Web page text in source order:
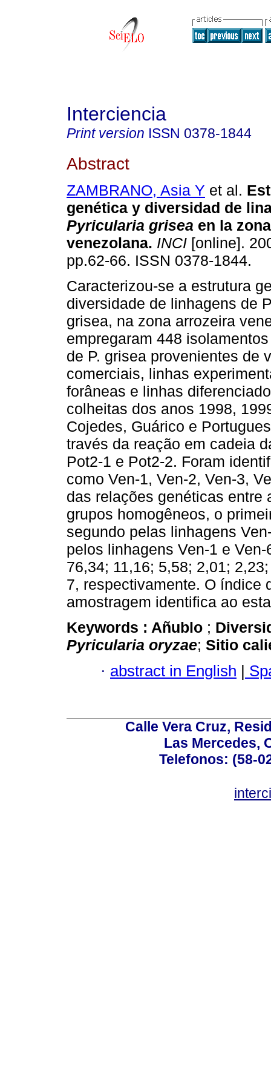
Interciencia
Print version ISSN 0378-1844
Abstract
ZAMBRANO, Asia Y et al.
genética y diversidad de
Pyricularia grisea en la
venezolana. INCI [online].
pp.62-66. ISSN 0378-1844.
Caracterizou-se a estrutura
diversidade de linhagens de
grisea, na zona arrozeira
empregaram 448
de P. grisea provenientes de
comerciais, linhas
forâneas e linhas
colheitas dos anos 1998,
Cojedes, Guárico e
través da reação em cadeia
Pot2-1 e Pot2-2. Foram
como Ven-1, Ven-2, Ven-3,
das relações genéticas entre
grupos homogêneos, o
segundo pelas linhagens
pelos linhagens Ven-1 e
76,34; 11,16; 5,58; 2,01;
7, respectivamente. O índice
amostragem identifica ao
Keywords : Añublo ;
Pyricularia oryzae; Sitio
· abstract in English |
Calle Vera Cruz,
Las Mercedes,
Telefonos: (58-